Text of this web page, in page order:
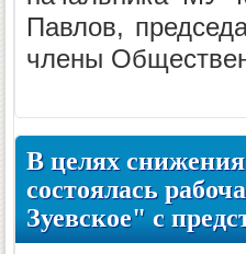
Павлов,
члены
В целях
состоялась
Зуевское" с